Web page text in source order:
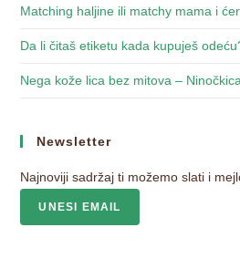
Matching haljine ili matchy mama i
Da li čitaš etiketu kada kupuješ
Nega kože lica bez mitova –
Newsletter
Najnoviji sadržaj ti možemo slati i
UNESI EMAIL